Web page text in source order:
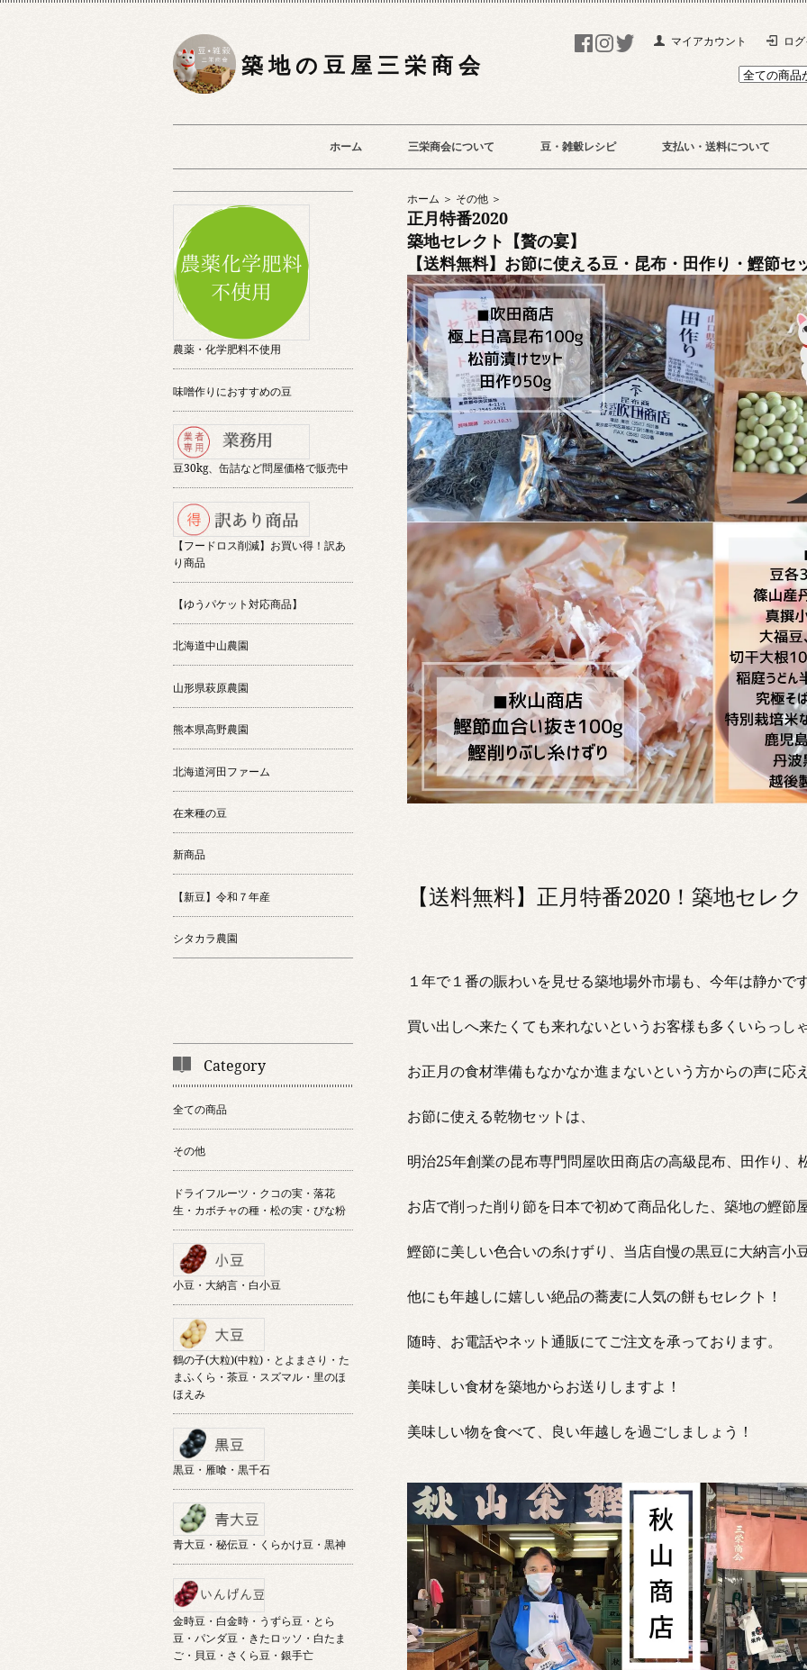
マイアカウント ロ
築 地 の 豆 屋 三 栄 商 会
ホーム 三栄商会について 豆・雑穀レシピ 支払い・送料について
ホーム ＞ その他 ＞
正月特番2020
築地セレクト【贅の宴】
【送料無料】お節に使える豆・昆布・田作り・鰹節セ
【送料無料】正月特番2020！築地セレ
１年で１番の賑わいを見せる築地場外市場も、今年は静かで
買い出しへ来たくても来れないというお客様も多くいらっし
お正月の食材準備もなかなか進まないという方からの声に応
お節に使える乾物セットは、
明治25年創業の昆布専門問屋吹田商店の高級昆布、田作り、
お店で削った削り節を日本で初めて商品化した、築地の鰹節
鰹節に美しい色合いの糸けずり、当店自慢の黒豆に大納言小
他にも年越しに嬉しい絶品の蕎麦に人気の餅もセレクト！
随時、お電話やネット通販にてご注文を承っております。
美味しい食材を築地からお送りしますよ！
美味しい物を食べて、良い年越しを過ごしましょう！
農薬・化学肥料不使用
味噌作りにおすすめの豆
豆30kg、缶詰など問屋価格で販売中
【フードロス削減】お買い得！訳あ
り商品
【ゆうパケット対応商品】
北海道中山農園
山形県萩原農園
熊本県高野農園
北海道河田ファーム
在来種の豆
新商品
【新豆】令和７年産
シタカラ農園
Category
全ての商品
その他
ドライフルーツ・クコの実・落花
生・カボチャの種・松の実・ぴな粉
小豆・大納言・白小豆
鶴の子(大粒)(中粒)・とよまさり・た
まふくら・茶豆・スズマル・里のほ
ほえみ
黒豆・雁喰・黒千石
青大豆・秘伝豆・くらかけ豆・黒神
金時豆・白金時・うずら豆・とら
豆・パンダ豆・きたロッソ・白たま
ご・貝豆・さくら豆・銀手亡